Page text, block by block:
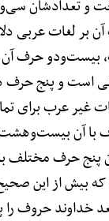
و تعدادشان
لغات عربی
حرف آن
است و پنج حرف
غیر عرب برای
با آن
پنج حرف مختلف
که بیش از این
خداوند حروف